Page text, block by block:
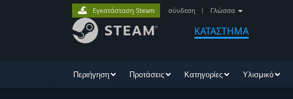
ΚΑΤΑΣΤΗΜΑ
Εγκατάσταση Steam σύνδεση Γλώσσα
Περιήγηση Προτάσεις Κατηγορίες Υλισμικό